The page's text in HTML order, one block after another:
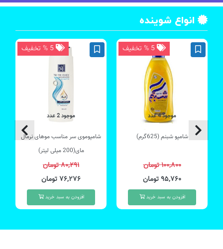
انواع شوینده
5 % تخفیف
موجود 4 عدد
شامپو شبنم (625گرم)
۱۰۰,۸۰۰ تومان
۹۵,۷۶۰ تومان
افزودن به سبد خرید
5 % تخفیف
موجود 2 عدد
شامپوموی سر مناسب موهای نرمال
مای(200 میلی لیتر)
۸۰,۲۹۱ تومان
۷۶,۲۷۶ تومان
افزودن به سبد خرید